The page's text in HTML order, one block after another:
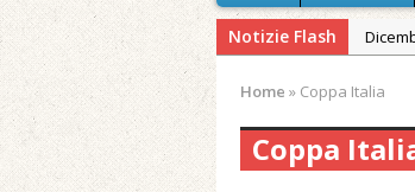
Notizie Flash
Home » Coppa Italia
Coppa